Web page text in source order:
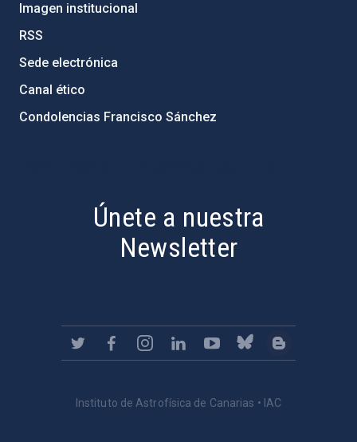
Imagen institucional
RSS
Sede electrónica
Canal ético
Condolencias Francisco Sánchez
Únete a nuestra
Newsletter
Instituto de Astrofísica de Canarias • IAC